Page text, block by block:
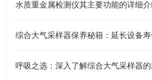
水质重金属检测仪其主要功能的详细介
综合大气采样器保养秘籍：延长设备
呼吸之选：深入了解综合大气采样器